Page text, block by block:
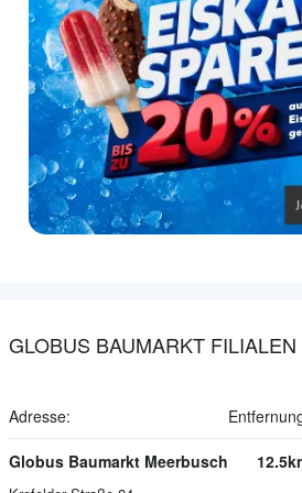
GLOBUS BAUMARKT FILIALEN
Adresse:
Globus Baumarkt Meerbusch